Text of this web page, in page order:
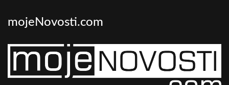
mojeNovosti.com